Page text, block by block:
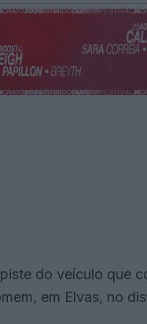
do veículo que
em Elvas, no